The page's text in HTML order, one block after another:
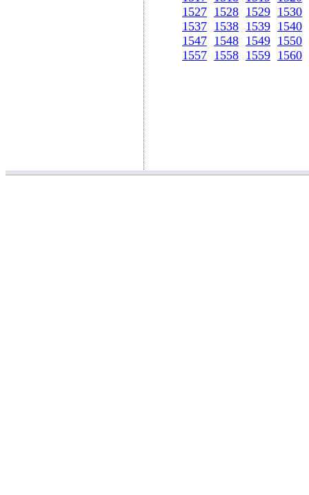
1527 1528 1529 1530
1537 1538 1539 1540
1547 1548 1549 1550
1557 1558 1559 1560